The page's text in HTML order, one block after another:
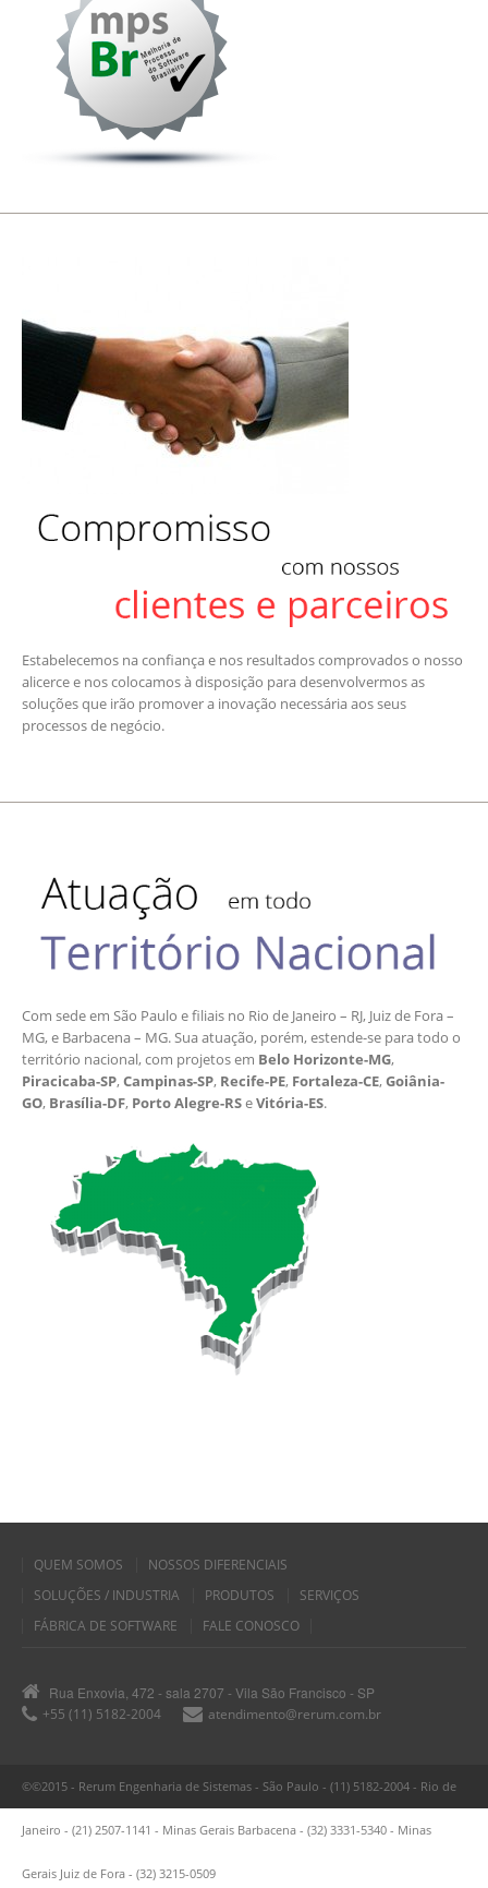
Estabelecemos na confiança e nos resultados comprovados o nosso
alicerce e nos colocamos à disposição para desenvolvermos as
soluções que irão promover a inovação necessária aos seus
processos de negócio.
Com sede em São Paulo e filiais no Rio de Janeiro – RJ, Juiz de Fora –
MG, e Barbacena – MG. Sua atuação, porém, estende-se para todo o
território nacional, com projetos em Belo Horizonte-MG,
Piracicaba-SP,Campinas-SP, Recife-PE, Fortaleza-CE,Goiânia-
GO, Brasília-DF, Porto Alegre-RSeVitória-ES.
QUEM SOMOS
NOSSOS DIFERENCIAIS
SOLUÇÕES / INDUSTRIA
PRODUTOS
SERVIÇOS
FÁBRICA DE SOFTWARE
FALE CONOSCO
Rua Enxovia, 472 - sala 2707 - Vila São Francisco - SP
+55 (11) 5182-2004
atendimento@rerum.com.br
©©2015 - Rerum Engenharia de Sistemas - São Paulo - (11) 5182-2004 - Rio de
Janeiro - (21) 2507-1141 - Minas Gerais Barbacena - (32) 3331-5340 - Minas
Gerais Juiz de Fora - (32) 3215-0509